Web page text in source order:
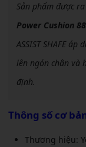
Sản phẩm được
Power Cushion
ASSIST SHAFE
lên ngón chân và
định.
Thông số cơ
Thương hiệu: